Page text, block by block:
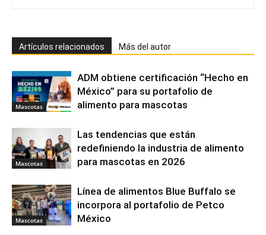
Artículos relacionados Más del autor
Mascotas
ADM obtiene certificación “Hecho en
México” para su portafolio de
alimento para mascotas
Mascotas
Las tendencias que están
redefiniendo la industria de alimento
para mascotas en 2026
Mascotas
Línea de alimentos Blue Buffalo se
incorpora al portafolio de Petco
México